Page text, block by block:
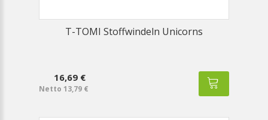
T-TOMI Stoffwindeln Unicorns
16,69 €
Netto 13,79 €